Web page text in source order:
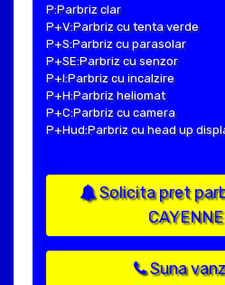
P:Parbriz clar
P+V:Parbriz cu tenta verde
P+S:Parbriz cu parasolar
P+SE:Parbriz cu senzor
P+I:Parbriz cu incalzire
P+H:Parbriz heliomat
P+C:Parbriz cu camera
P+Hud:Parbriz cu head up
Solicita pret
Suna